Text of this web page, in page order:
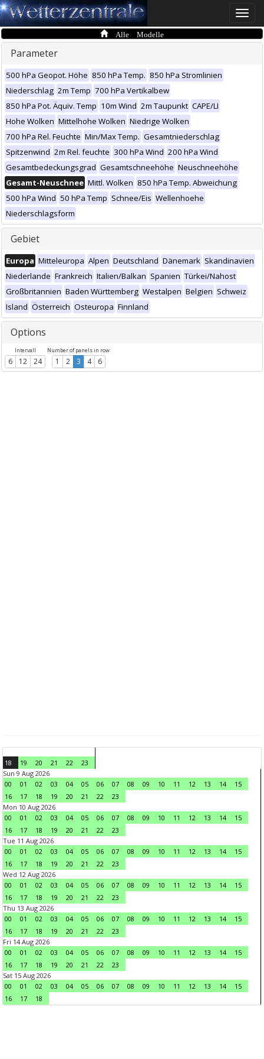
Toggle
Alle Modelle
Parameter
500 hPa Geopot. Höhe 850 hPa Temp. 850 hPa Stromlinien
Niederschlag 2m Temp 700 hPa Vertikalbew
850 hPa Pot. Äquiv. Temp 10m Wind 2m Taupunkt CAPE/LI
Hohe Wolken Mittelhohe Wolken Niedrige Wolken
700 hPa Rel. Feuchte Min/Max Temp. Gesamtniederschlag
Spitzenwind 2m Rel. feuchte 300 hPa Wind 200 hPa Wind
Gesamtbedeckungsgrad Gesamtschneehöhe Neuschneehöhe
Gesamt-Neuschnee Mittl. Wolken 850 hPa Temp. Abweichung
500 hPa Wind 50 hPa Temp Schnee/Eis Wellenhoehe
Niederschlagsform
Gebiet
Europa Mitteleuropa Alpen Deutschland Dänemark Skandinavien
Niederlande Frankreich Italien/Balkan Spanien Türkei/Nahost
Großbritannien Baden Württemberg Westalpen Belgien Schweiz
Island Österreich Osteuropa Finnland
Options
Intervall
6 12 24
Number of panels in row
1 2 3 4 6
18 19 20 21 22
23
Sun 9 Aug 2026
00
01 02 03 04 05 06 07 08 09 10 11 12 13 14
15
16
17 18 19 20 21 22
23
Mon 10 Aug 2026
00
01 02 03 04 05 06 07 08 09 10 11 12 13 14
15
16
17 18 19 20 21 22
23
Tue 11 Aug 2026
00
01 02 03 04 05 06 07 08 09 10 11 12 13 14
15
16
17 18 19 20 21 22
23
Wed 12 Aug 2026
00
01 02 03 04 05 06 07 08 09 10 11 12 13 14
15
16
17 18 19 20 21 22
23
Thu 13 Aug 2026
00
01 02 03 04 05 06 07 08 09 10 11 12 13 14
15
16
17 18 19 20 21 22
23
Fri 14 Aug 2026
00
01 02 03 04 05 06 07 08 09 10 11 12 13 14
15
16
17 18 19 20 21 22
23
Sat 15 Aug 2026
00
01 02 03 04 05 06 07 08 09 10 11 12 13 14
15
16
17 18